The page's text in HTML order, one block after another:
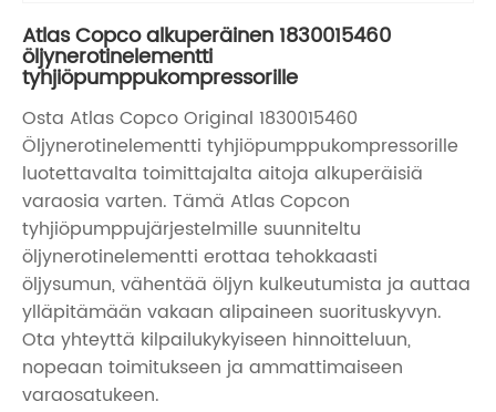
Atlas Copco alkuperäinen 1830015460
öljynerotinelementti
tyhjiöpumppukompressorille
Osta Atlas Copco Original 1830015460
Öljynerotinelementti tyhjiöpumppukompressorille
luotettavalta toimittajalta aitoja alkuperäisiä
varaosia varten. Tämä Atlas Copcon
tyhjiöpumppujärjestelmille suunniteltu
öljynerotinelementti erottaa tehokkaasti
öljysumun, vähentää öljyn kulkeutumista ja auttaa
ylläpitämään vakaan alipaineen suorituskyvyn.
Ota yhteyttä kilpailukykyiseen hinnoitteluun,
nopeaan toimitukseen ja ammattimaiseen
varaosatukeen.